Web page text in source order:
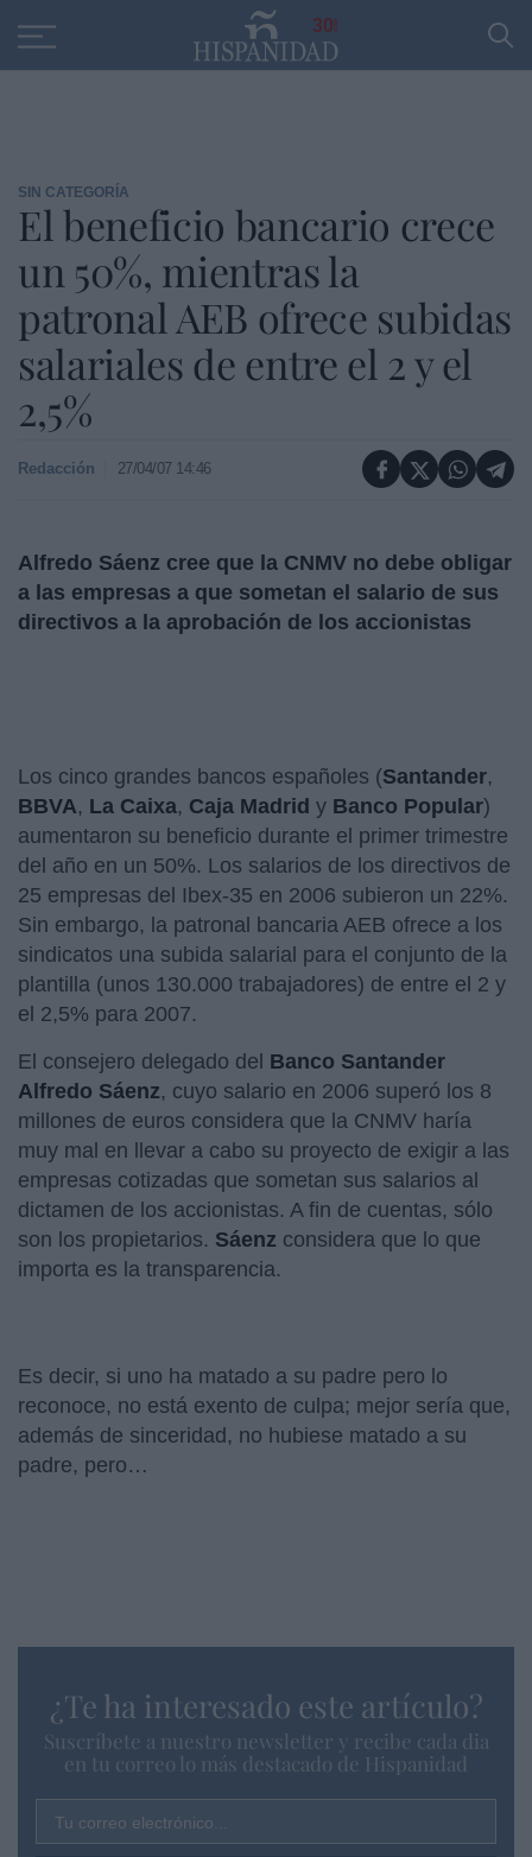
30
SIN CATEGORÍA
El beneficio bancario crece
un 50%, mientras la
patronal AEB ofrece subidas
salariales de entre el 2 y el
2,5%
Redacción 27/04/07 14:46
Alfredo Sáenz cree que la CNMV no debe obligar
a las empresas a que sometan el salario de sus
directivos a la aprobación de los accionistas
Los cinco grandes bancos españoles (Santander,
BBVA, La Caixa, Caja Madrid y Banco Popular)
aumentaron su beneficio durante el primer trimestre
del año en un 50%. Los salarios de los directivos de
25 empresas del Ibex-35 en 2006 subieron un 22%.
Sin embargo, la patronal bancaria AEB ofrece a los
sindicatos una subida salarial para el conjunto de la
plantilla (unos 130.000 trabajadores) de entre el 2 y
el 2,5% para 2007.
El consejero delegado del Banco Santander
Alfredo Sáenz, cuyo salario en 2006 superó los 8
millones de euros considera que la CNMV haría
muy mal en llevar a cabo su proyecto de exigir a las
empresas cotizadas que sometan sus salarios al
dictamen de los accionistas. A fin de cuentas, sólo
son los propietarios. Sáenz considera que lo que
importa es la transparencia.
Es decir, si uno ha matado a su padre pero lo
reconoce, no está exento de culpa; mejor sería que,
además de sinceridad, no hubiese matado a su
padre, pero…
¿Te ha interesado este artículo?
Suscríbete a nuestro newsletter y recibe cada dia
en tu correo lo más destacado de Hispanidad
Tu correo electrónico...